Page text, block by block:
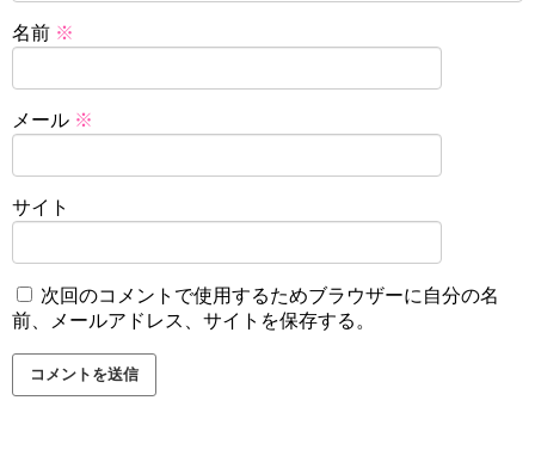
名前 ※
メール ※
サイト
次回のコメントで使用するためブラウザーに自分の名
前、メールアドレス、サイトを保存する。